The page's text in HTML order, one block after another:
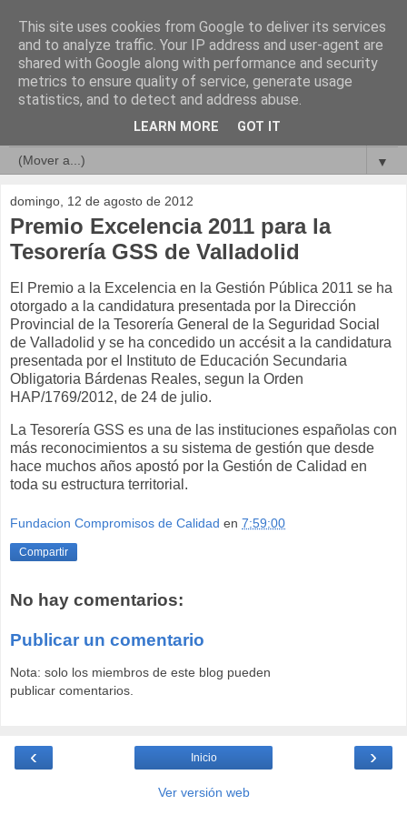
Compromisos de Calidad
▼
domingo, 12 de agosto de 2012
Premio Excelencia 2011 para la
Tesorería GSS de Valladolid
El Premio a la Excelencia en la Gestión Pública 2011 se ha
otorgado a la candidatura presentada por la Dirección
Provincial de la Tesorería General de la Seguridad Social
de Valladolid y se ha concedido un accésit a la candidatura
presentada por el Instituto de Educación Secundaria
Obligatoria Bárdenas Reales, segun la Orden
HAP/1769/2012, de 24 de julio.
La Tesorería GSS es una de las instituciones españolas con
más reconocimientos a su sistema de gestión que desde
hace muchos años apostó por la Gestión de Calidad en
toda su estructura territorial.
Fundacion Compromisos de Calidad en 7:59:00
Compartir
No hay comentarios:
Publicar un comentario
Nota: solo los miembros de este blog pueden
publicar comentarios.
‹ ›
Inicio
Ver versión web
This site uses cookies from Google to deliver its services
and to analyze traffic. Your IP address and user-agent are
shared with Google along with performance and security
metrics to ensure quality of service, generate usage
statistics, and to detect and address abuse.
LEARN MORE GOT IT